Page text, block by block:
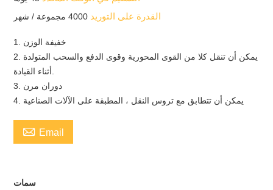
القدرة على التوريد 4000 مجموعة / شهر
1. خفيفة الوزن
2. يمكن أن تنقل كلا من القوى المحورية وقوى الدفع والسحب المتولدة
3. دوران مرن
4. يمكن أن تتطابق مع تروس النقل ، المطبقة على الآلات الصناعية
 Email
سمات